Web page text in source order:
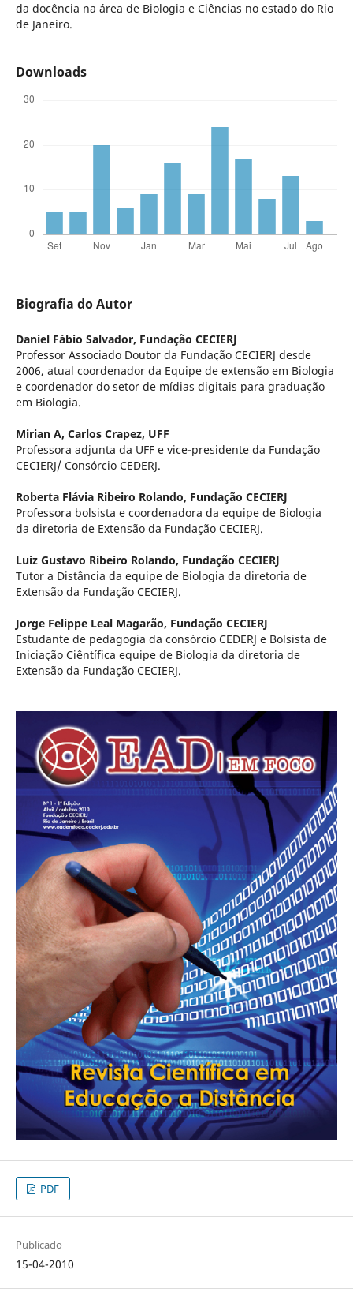
da docência na área de Biologia e Ciências no estado do Rio
de Janeiro.
Downloads
Biografia do Autor
Daniel Fábio Salvador, Fundação CECIERJ
Professor Associado Doutor da Fundação CECIERJ desde
2006, atual coordenador da Equipe de extensão em Biologia
e coordenador do setor de mí­dias digitais para graduação
em Biologia.
Mirian A, Carlos Crapez, UFF
Professora adjunta da UFF e vice-presidente da Fundação
CECIERJ/ Consórcio CEDERJ.
Roberta Flávia Ribeiro Rolando, Fundação CECIERJ
Professora bolsista e coordenadora da equipe de Biologia
da diretoria de Extensão da Fundação CECIERJ.
Luiz Gustavo Ribeiro Rolando, Fundação CECIERJ
Tutor a Distância da equipe de Biologia da diretoria de
Extensão da Fundação CECIERJ.
Jorge Felippe Leal Magarão, Fundação CECIERJ
Estudante de pedagogia da consórcio CEDERJ e Bolsista de
Iniciação Ciêntí­fica equipe de Biologia da diretoria de
Extensão da Fundação CECIERJ.
PDF
Publicado
15-04-2010